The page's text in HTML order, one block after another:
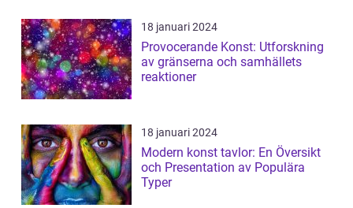
18 januari 2024
Provocerande Konst: Utforskning
av gränserna och samhällets
reaktioner
18 januari 2024
Modern konst tavlor: En Översikt
och Presentation av Populära
Typer